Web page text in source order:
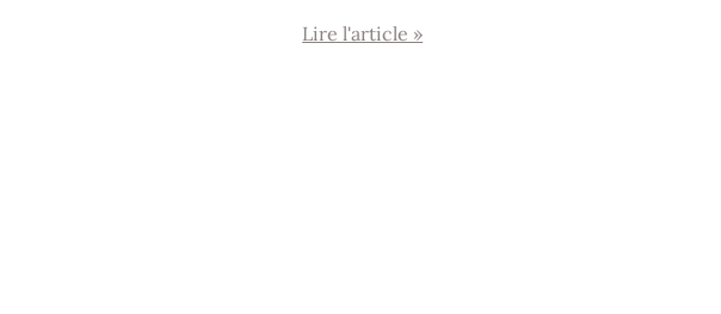
Lire l'article »